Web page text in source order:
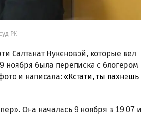
РК
Салтанат Нукеновой, которые вел
была переписка с блогером
и написала: «Кстати, ты пахнешь
Она началась 9 ноября в 19:07 и